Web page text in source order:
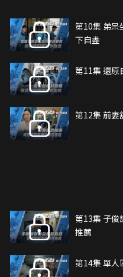
第10集 弟呆坐窗邊何浩輝苦言安慰 聞兄被刺死躍
下自盡
第13集 子俊
推薦
第14集 單人